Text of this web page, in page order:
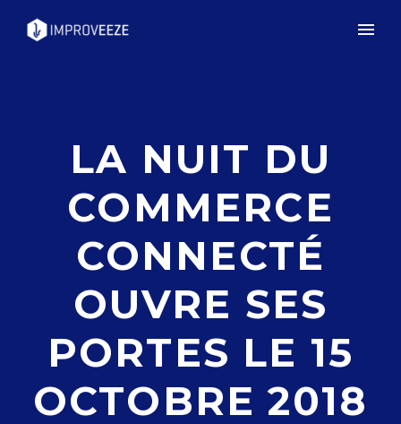
LA NUIT DU
COMMERCE
CONNECTÉ
OUVRE SES
PORTES LE 15
OCTOBRE 2018